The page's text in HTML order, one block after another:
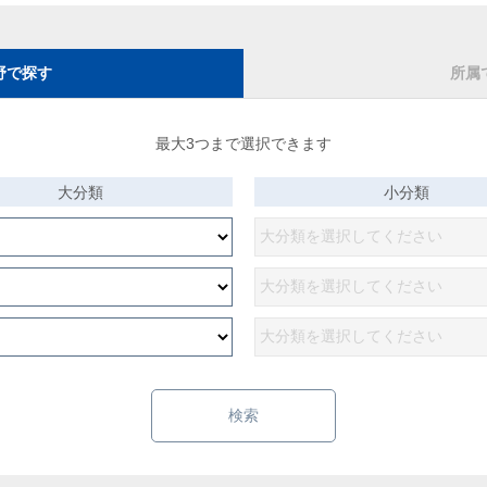
で探す 所属
最大3つまで選択できます
大分類 小分類
検索